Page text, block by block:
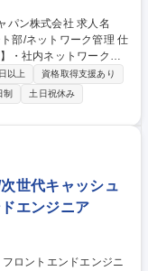
株式会社 求人名
部/ネットワーク管理 仕
・社内ネットワークお
サイドJava等）・部門
門とのPC運用管理な
維持できるよう当該業
理
以上
資格取得支援あり
制
土日祝休み
世代キャッシュ
エンジニア